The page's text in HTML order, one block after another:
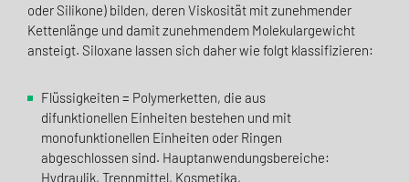
oder Silikone) bilden, deren Viskosität mit zunehmender
Kettenlänge und damit zunehmendem Molekulargewicht
ansteigt. Siloxane lassen sich daher wie folgt klassifizieren:
Flüssigkeiten = Polymerketten, die aus
difunktionellen Einheiten bestehen und mit
monofunktionellen Einheiten oder Ringen
abgeschlossen sind. Hauptanwendungsbereiche:
Hydraulik, Trennmittel, Kosmetika,